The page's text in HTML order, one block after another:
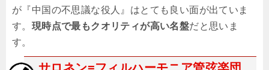
が『中国の不思議な役人』はとても良い面が出ていま
す。 現時点で最もクオリティが高い名盤だと思いま
す。